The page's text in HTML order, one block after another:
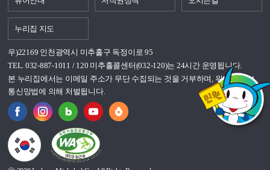
누리집 지도
우)22169 인천광역시 미추홀구 독정이로 95
TEL. 032-887-1011 / 120 미추홀콜센터(032-120)는 24시간 운영됩니다.
본 누리집에서는 이메일 주소가 무단 수집되는 것을 거부하며, 위반시 정보
통신망법에 의해 처벌됩니다.
국가상징이란?